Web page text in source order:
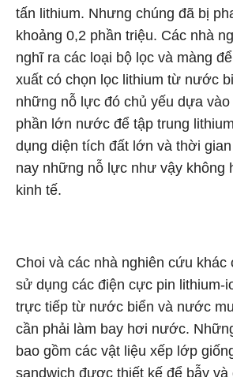
tấn lithium. Nhưng chúng đã bị
khoảng 0,2 phần triệu. Các nhà
nghĩ ra các loại bộ lọc và màng
xuất có chọn lọc lithium từ nước
những nỗ lực đó chủ yếu dựa
phần lớn nước để tập trung
dụng diện tích đất lớn và thời
nay những nỗ lực như vậy không
kinh tế.
Choi và các nhà nghiên cứu khác
sử dụng các điện cực pin lithium-
trực tiếp từ nước biển và nước
cần phải làm bay hơi nước.
bao gồm các vật liệu xếp lớp
sandwich được thiết kế để bẫy và